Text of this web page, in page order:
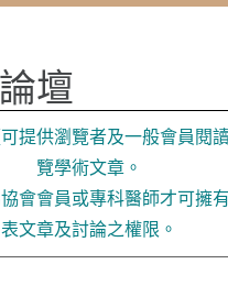
壇
提供瀏覽者及一般會員閱
覽學術文章。
會會員或專科醫師才可擁
表文章及討論之權限。